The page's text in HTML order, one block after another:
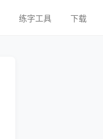
练字工具 下载